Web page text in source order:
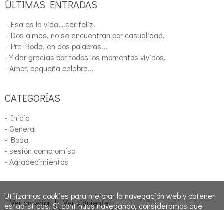
ÚLTIMAS ENTRADAS
- Esa es la vida,…ser feliz.
- Dos almas, no se encuentran por casualidad.
- Pre Boda, en dos palabras...
- Y dar gracias por todos los momentos vividos.
- Amor, pequeña palabra...
CATEGORÍAS
- Inicio
- General
- Boda
- sesión compromiso
- Agradecimientos
Ver anterior Ver siguiente
Utilizamos cookies para mejorar la navegación web y obtener
estadísticas. Si continuas navegando, consideramos que